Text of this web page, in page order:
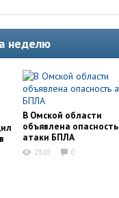
неделю
В Омской области
объявлена опасность
атаки БПЛА
2810 0